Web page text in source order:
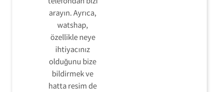
arayın. Ayrıca,
watshap,
özellikle neye
ihtiyacınız
olduğunu bize
bildirmek ve
hatta resim de